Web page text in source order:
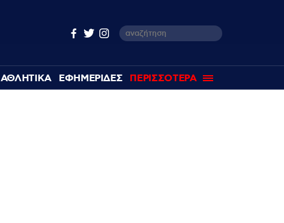
ΑΘΛΗΤΙΚΑ ΕΦΗΜΕΡΙΔΕΣ ΠΕΡΙΣΣΟΤΕΡΑ